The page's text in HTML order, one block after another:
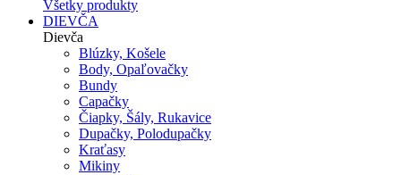
Všetky produkty
DIEVČA
Dievča
Blúzky, Košele
Body, Opaľovačky
Bundy
Capačky
Čiapky, Šály, Rukavice
Dupačky, Polodupačky
Kraťasy
Mikiny